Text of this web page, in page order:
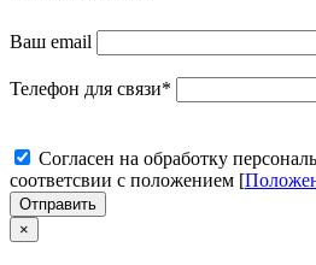
Ваш email
Телефон для связи*
Cогласен на обработку
соответсвии с положением [
Отправить
×